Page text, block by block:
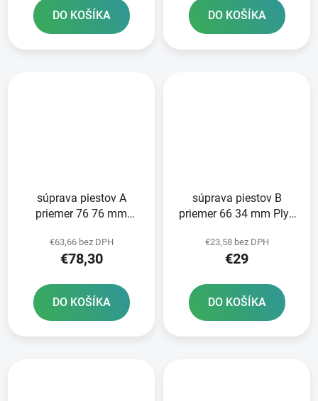
DO KOŠÍKA DO KOŠÍKA
súprava piestov A
priemer 76 76 mm
€63,66 bez DPH
€78,30
DO KOŠÍKA
súprava piestov B
priemer 66 34 mm Plyn
€23,58 bez DPH
€29
DO KOŠÍKA